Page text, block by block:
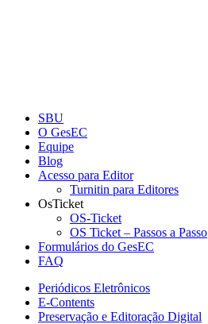
SBU
O GesEC
Equipe
Blog
Acesso para Editor
Turnitin para Editores
OsTicket
OS-Ticket
OS Ticket – Passos a Passo
Formulários do GesEC
FAQ
Periódicos Eletrônicos
E-Contents
Preservação e Editoração Digital